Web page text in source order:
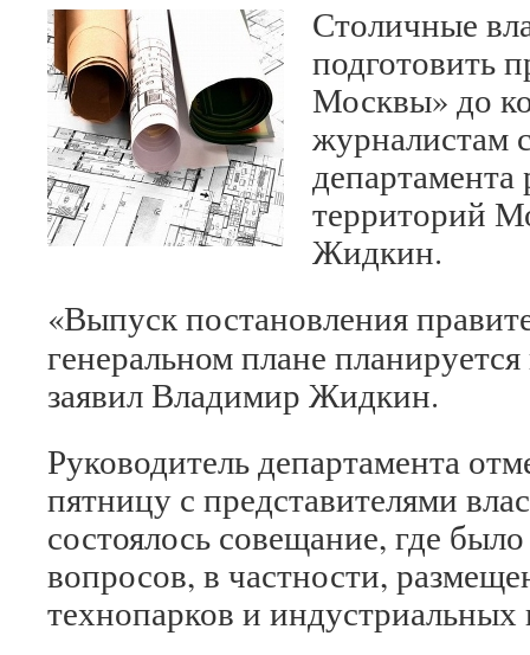
Столичные
подготовить
Москвы» до
журналистам
территорий
Жидкин.
«Выпуск постановления
генеральном плане
заявил Владимир Жидкин.
Руководитель департамента
пятницу с представителями
состоялось совещание, где
вопросов, в частности,
технопарков и индустриальных